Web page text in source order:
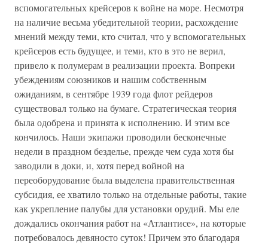
вспомогательных крейсеров к войне на море. Несмотря
на наличие весьма убедительной теории, расхождение
мнений между теми, кто считал, что у вспомогательных
крейсеров есть будущее, и теми, кто в это не верил,
привело к полумерам в реализации проекта. Вопреки
убеждениям союзников и нашим собственным
ожиданиям, в сентябре 1939 года флот рейдеров
существовал только на бумаге. Стратегическая теория
была одобрена и принята к исполнению. И этим все
кончилось. Наши экипажи проводили бесконечные
недели в праздном безделье, прежде чем суда хотя бы
заводили в доки, и, хотя перед войной на
переоборудование была выделена правительственная
субсидия, ее хватило только на отдельные работы, такие
как укрепление палубы для установки орудий. Мы еле
дождались окончания работ на «Атлантисе», на которые
потребовалось девяносто суток! Причем это благодаря